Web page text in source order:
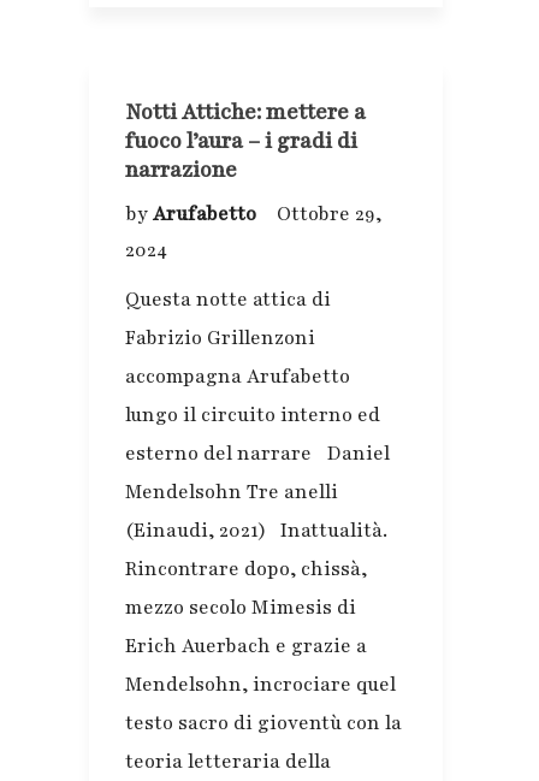
Notti Attiche: mettere a
fuoco l’aura – i gradi di
narrazione
byArufabetto
Ottobre 29,
2024
Questa notte attica di
Fabrizio Grillenzoni
accompagna Arufabetto
lungo il circuito interno ed
esterno del narrare Daniel
Mendelsohn Tre anelli
(Einaudi, 2021) Inattualità.
Rincontrare dopo, chissà,
mezzo secolo Mimesis di
Erich Auerbach e grazie a
Mendelsohn, incrociare quel
testo sacro di gioventù con la
teoria letteraria della